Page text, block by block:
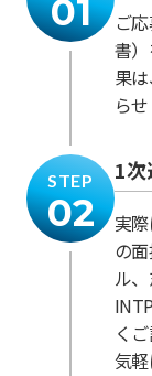
01
ご
書
果
らせ
STEP
02
1次
実
の
ル
く
気軽